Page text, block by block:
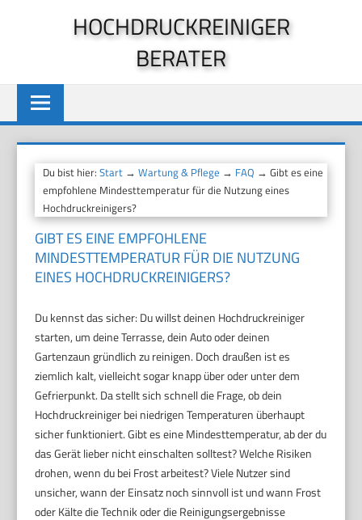
HOCHDRUCKREINIGER
BERATER
Du bist hier:Start →Wartung & Pflege → FAQ → Gibt es eine
empfohlene Mindesttemperatur für die Nutzung eines
Hochdruckreinigers?
GIBT ES EINE EMPFOHLENE
MINDESTTEMPERATUR FÜR DIE NUTZUNG
EINES HOCHDRUCKREINIGERS?
Du kennst das sicher: Du willst deinen Hochdruckreiniger
starten, um deine Terrasse, dein Auto oder deinen
Gartenzaun gründlich zu reinigen. Doch draußen ist es
ziemlich kalt, vielleicht sogar knapp über oder unter dem
Gefrierpunkt. Da stellt sich schnell die Frage, ob dein
Hochdruckreiniger bei niedrigen Temperaturen überhaupt
sicher funktioniert. Gibt es eine Mindesttemperatur, ab der du
das Gerät lieber nicht einschalten solltest? Welche Risiken
drohen, wenn du bei Frost arbeitest? Viele Nutzer sind
unsicher, wann der Einsatz noch sinnvoll ist und wann Frost
oder Kälte die Technik oder die Reinigungsergebnisse